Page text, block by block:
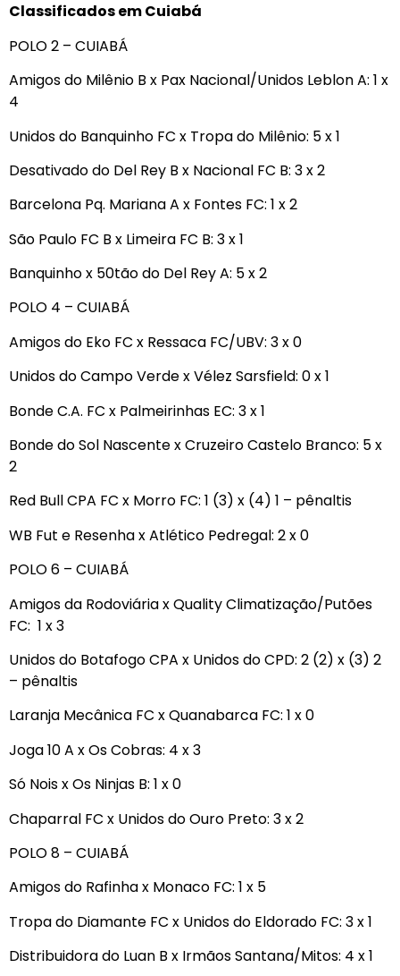
Classificados em Cuiabá
POLO 2 – CUIABÁ
Amigos do Milênio B x Pax Nacional/Unidos Leblon A: 1 x
4
Unidos do Banquinho FC x Tropa do Milênio: 5 x 1
Desativado do Del Rey B x Nacional FC B: 3 x 2
Barcelona Pq. Mariana A x Fontes FC: 1 x 2
São Paulo FC B x Limeira FC B: 3 x 1
Banquinho x 50tão do Del Rey A: 5 x 2
POLO 4 – CUIABÁ
Amigos do Eko FC x Ressaca FC/UBV: 3 x 0
Unidos do Campo Verde x Vélez Sarsfield: 0 x 1
Bonde C.A. FC x Palmeirinhas EC: 3 x 1
Bonde do Sol Nascente x Cruzeiro Castelo Branco: 5 x
2
Red Bull CPA FC x Morro FC: 1 (3) x (4) 1 – pênaltis
WB Fut e Resenha x Atlético Pedregal: 2 x 0
POLO 6 – CUIABÁ
Amigos da Rodoviária x Quality Climatização/Putões
FC: 1 x 3
Unidos do Botafogo CPA x Unidos do CPD: 2 (2) x (3) 2
– pênaltis
Laranja Mecânica FC x Quanabarca FC: 1 x 0
Joga 10 A x Os Cobras: 4 x 3
Só Nois x Os Ninjas B: 1 x 0
Chaparral FC x Unidos do Ouro Preto: 3 x 2
POLO 8 – CUIABÁ
Amigos do Rafinha x Monaco FC: 1 x 5
Tropa do Diamante FC x Unidos do Eldorado FC: 3 x 1
Distribuidora do Luan B x Irmãos Santana/Mitos: 4 x 1